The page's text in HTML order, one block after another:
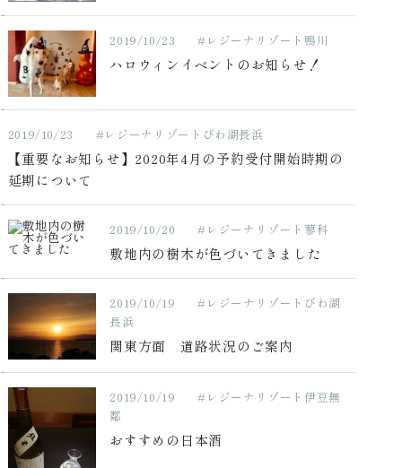
2019/10/23 #レジーナリゾート鴨川
ハロウィンイベントのお知らせ！
2019/10/23 #レジーナリゾートびわ湖長浜
【重要なお知らせ】2020年4月の予約受付開始時期の
延期について
2019/10/20 #レジーナリゾート蓼科
敷地内の樹木が色づいてきました
2019/10/19
#レジーナリゾートびわ湖
長浜
関東方面 道路状況のご案内
2019/10/19
#レジーナリゾート伊豆無
鄰
おすすめの日本酒